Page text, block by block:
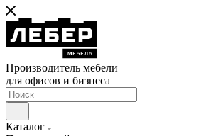
Производитель мебели
для офисов и бизнеса
Каталог